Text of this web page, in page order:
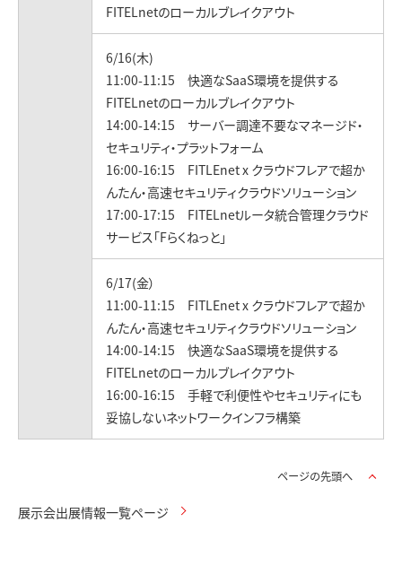
FITELnetのローカルブレイクアウト
6/16(木)
11:00-11:15 快適なSaaS環境を提供する
FITELnetのローカルブレイクアウト
14:00-14:15 サーバー調達不要なマネージド・
セキュリティ・プラットフォーム
16:00-16:15 FITLEnet x クラウドフレアで超か
んたん・高速セキュリティクラウドソリューション
17:00-17:15 FITELnetルータ統合管理クラウド
サービス「Fらくねっと」
6/17(金）
11:00-11:15 FITLEnet x クラウドフレアで超か
んたん・高速セキュリティクラウドソリューション
14:00-14:15 快適なSaaS環境を提供する
FITELnetのローカルブレイクアウト
16:00-16:15 手軽で利便性やセキュリティにも
妥協しないネットワークインフラ構築
ページの先頭へ
展示会出展情報一覧ページ